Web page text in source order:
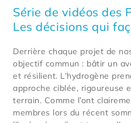
Série de vidéos des
Les décisions qui
Derrière chaque projet de
objectif commun : bâtir un
et résilient. L’hydrogène
approche ciblée, rigoureuse
terrain. Comme l’ont
membres lors du récent